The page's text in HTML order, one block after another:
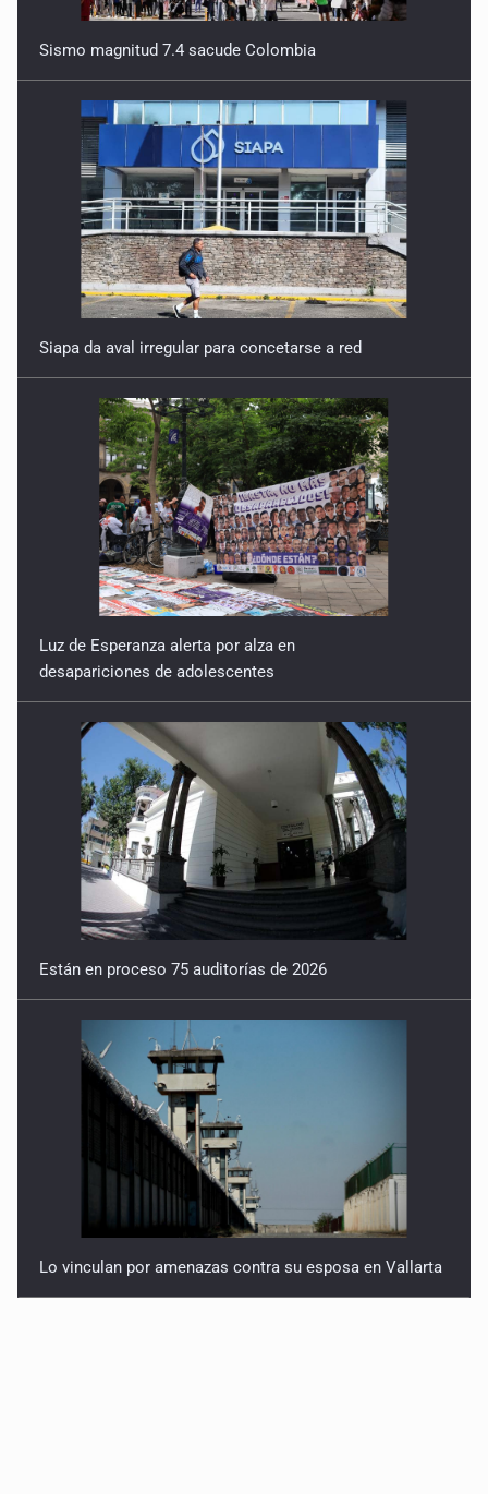
Sismo magnitud 7.4 sacude Colombia
Siapa da aval irregular para concetarse a red
Luz de Esperanza alerta por alza en
desapariciones de adolescentes
Están en proceso 75 auditorías de 2026
Lo vinculan por amenazas contra su esposa en Vallarta